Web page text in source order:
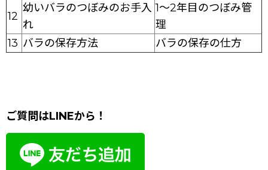
12
幼いバラのつぼみのお手入
れ
1〜2年目のつぼみ管
理
13 バラの保存方法 バラの保存の仕方
ご質問はLINEから！